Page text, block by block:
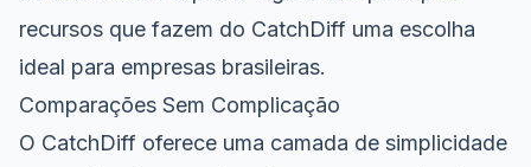
recursos que fazem do CatchDiff uma escolha
ideal para empresas brasileiras.
Comparações Sem Complicação
O CatchDiff oferece uma camada de simplicidade